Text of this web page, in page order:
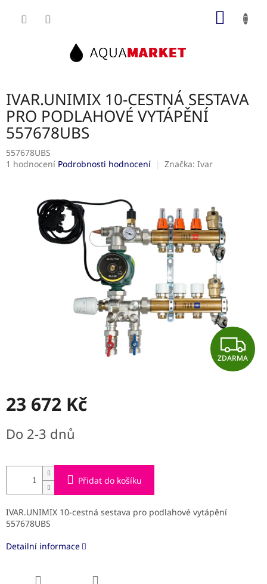
IVAR.UNIMIX 10-CESTNÁ SESTAVA
PRO PODLAHOVÉ VYTÁPĚNÍ
557678UBS
557678UBS
Průměrné
hvězdiček.
1 hodnocení Podrobnosti hodnocení Značka: Ivar
Z
D
ZDARMA
23 672 Kč
cena:
Do 2-3 dnů
Přidat do košíku
IVAR.UNIMIX 10-cestná sestava pro podlahové vytápění
557678UBS
Detailní informace